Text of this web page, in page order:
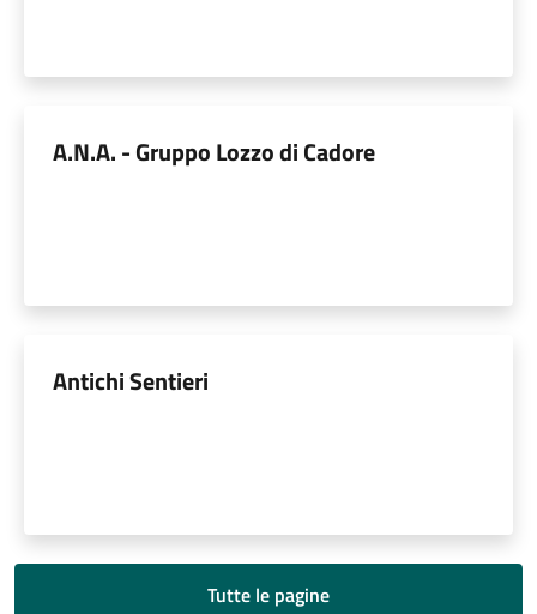
A.N.A. - Gruppo Lozzo di Cadore
Antichi Sentieri
Tutte le pagine